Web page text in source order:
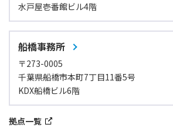
水戸屋壱番館ビル4階
船橋事務所
〒273-0005
千葉県船橋市本町7丁目11番5号
KDX船橋ビル6階
拠点一覧